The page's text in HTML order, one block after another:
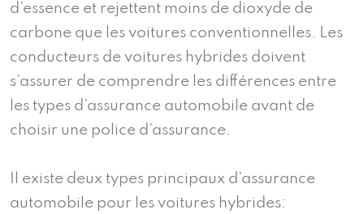
d’essence et rejettent moins de dioxyde de
carbone que les voitures conventionnelles. Les
conducteurs de voitures hybrides doivent
s’assurer de comprendre les différences entre
les types d’assurance automobile avant de
choisir une police d’assurance.
Il existe deux types principaux d’assurance
automobile pour les voitures hybrides: